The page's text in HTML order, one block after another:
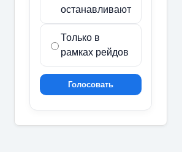
останавливают
Только в
рамках рейдов
Голосовать